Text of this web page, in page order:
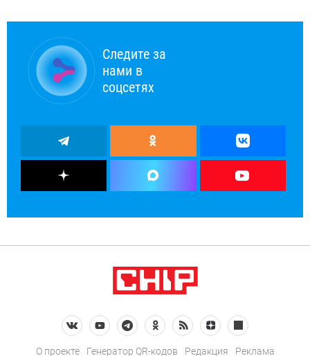
Следите за
нами в
соцсетях
О проекте Генератор QR-кодов Редакция Реклама